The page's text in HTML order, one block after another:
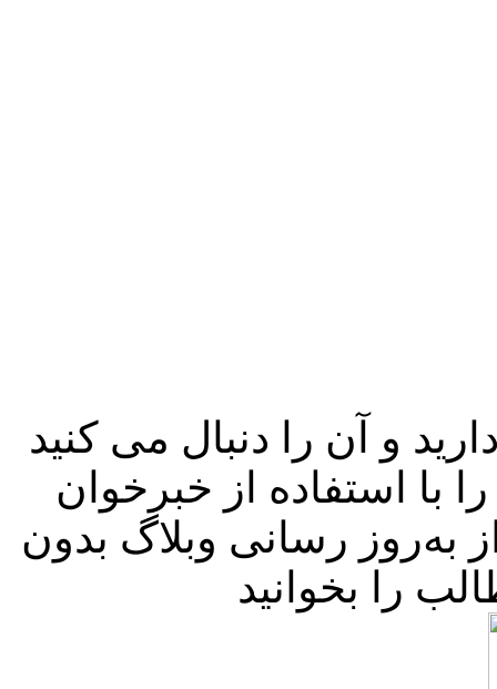
و آن را دنبال می کنید
با استفاده از خبرخوان
به‌روز رسانی وبلاگ بدون